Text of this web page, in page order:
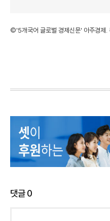
©'5개국어 글로벌 경제신문' 아주경제.
댓글0